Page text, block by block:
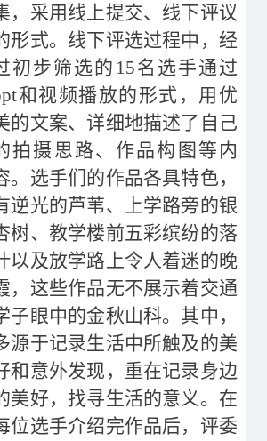
，采用线上提交、线下评议
形式。线下评选过程中，经
初步筛选的15名选手通过
和视频播放的形式，用优
的文案、详细地描述了自己
拍摄思路、作品构图等内
。选手们的作品各具特色，
逆光的芦苇、上学路旁的银
树、教学楼前五彩缤纷的落
以及放学路上令人着迷的晚
，这些作品无不展示着交通
子眼中的金秋山科。其中，
源于记录生活中所触及的美
和意外发现，重在记录身边
美好，找寻生活的意义。在
位选手介绍完作品后，评委